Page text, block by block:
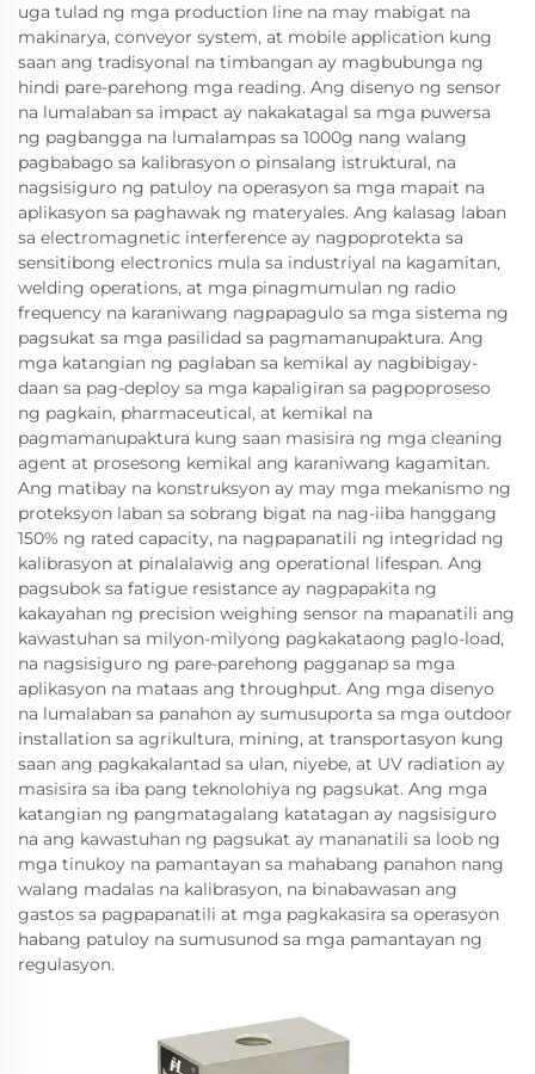
uga tulad ng mga production line na may mabigat na
makinarya, conveyor system, at mobile application kung
saan ang tradisyonal na timbangan ay magbubunga ng
hindi pare-parehong mga reading. Ang disenyo ng sensor
na lumalaban sa impact ay nakakatagal sa mga puwersa
ng pagbangga na lumalampas sa 1000g nang walang
pagbabago sa kalibrasyon o pinsalang istruktural, na
nagsisiguro ng patuloy na operasyon sa mga mapait na
aplikasyon sa paghawak ng materyales. Ang kalasag laban
sa electromagnetic interference ay nagpoprotekta sa
sensitibong electronics mula sa industriyal na kagamitan,
welding operations, at mga pinagmumulan ng radio
frequency na karaniwang nagpapagulo sa mga sistema ng
pagsukat sa mga pasilidad sa pagmamanupaktura. Ang
mga katangian ng paglaban sa kemikal ay nagbibigay-
daan sa pag-deploy sa mga kapaligiran sa pagpoproseso
ng pagkain, pharmaceutical, at kemikal na
pagmamanupaktura kung saan masisira ng mga cleaning
agent at prosesong kemikal ang karaniwang kagamitan.
Ang matibay na konstruksyon ay may mga mekanismo ng
proteksyon laban sa sobrang bigat na nag-iiba hanggang
150% ng rated capacity, na nagpapanatili ng integridad ng
kalibrasyon at pinalalawig ang operational lifespan. Ang
pagsubok sa fatigue resistance ay nagpapakita ng
kakayahan ng precision weighing sensor na mapanatili ang
kawastuhan sa milyon-milyong pagkakataong paglo-load,
na nagsisiguro ng pare-parehong pagganap sa mga
aplikasyon na mataas ang throughput. Ang mga disenyo
na lumalaban sa panahon ay sumusuporta sa mga outdoor
installation sa agrikultura, mining, at transportasyon kung
saan ang pagkakalantad sa ulan, niyebe, at UV radiation ay
masisira sa iba pang teknolohiya ng pagsukat. Ang mga
katangian ng pangmatagalang katatagan ay nagsisiguro
na ang kawastuhan ng pagsukat ay mananatili sa loob ng
mga tinukoy na pamantayan sa mahabang panahon nang
walang madalas na kalibrasyon, na binabawasan ang
gastos sa pagpapanatili at mga pagkakasira sa operasyon
habang patuloy na sumusunod sa mga pamantayan ng
regulasyon.